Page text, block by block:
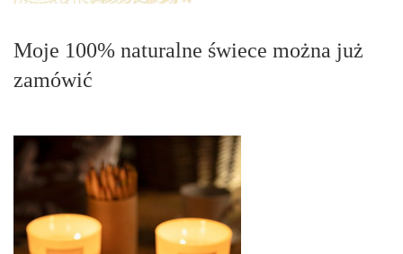
Moje 100% naturalne świece można już
zamówić